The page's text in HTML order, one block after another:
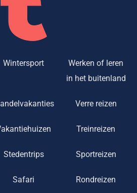
Wintersport
Werken of leren
in het buitenland
Verre reizen
Treinreizen
Stedentrips Sportreizen
Safari Rondreizen